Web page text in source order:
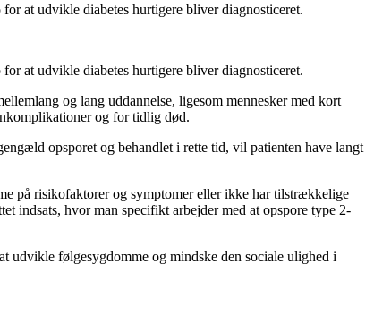
at udvikle diabetes hurtigere bliver diagnosticeret.
at udvikle diabetes hurtigere bliver diagnosticeret.
og lang uddannelse, ligesom mennesker med kort
og for tidlig død.
opsporet og behandlet i rette tid, vil patienten have langt
på risikofaktorer og symptomer eller ikke har tilstrækkelige
indsats, hvor man specifikt arbejder med at opspore type 2-
udvikle følgesygdomme og mindske den sociale ulighed i